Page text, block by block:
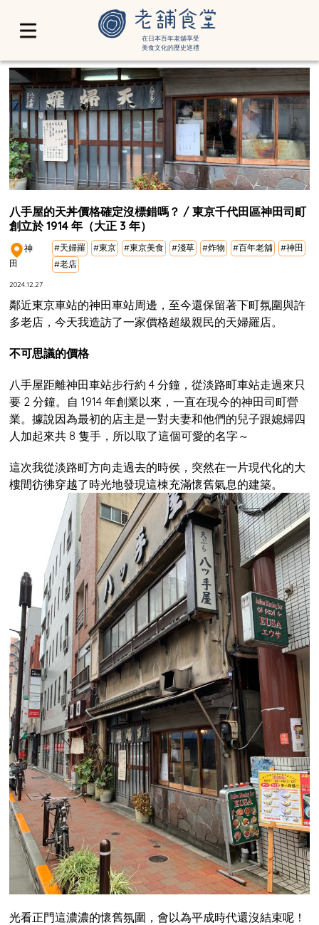
在日本百年老舖享受
美食文化的歷史巡禮
八手屋的天丼價格確定沒標錯嗎？ / 東京千代田區神田司町
創立於 1914 年（大正 3 年）
神
田
#天婦羅 #東京 #東京美食 #淺草 #炸物 #百年老舖
#神田
#老店
2024.12.27
鄰近東京車站的神田車站周邊，至今還保留著下町氛圍與許
多老店，今天我造訪了一家價格超級親民的天婦羅店。
不可思議的價格
八手屋距離神田車站步行約 4 分鐘，從淡路町車站走過來只
要 2 分鐘。自 1914 年創業以來，一直在現今的神田司町營
業。據說因為最初的店主是一對夫妻和他們的兒子跟媳婦四
人加起來共 8 隻手，所以取了這個可愛的名字～
這次我從淡路町方向走過去的時侯，突然在一片現代化的大
樓間彷彿穿越了時光地發現這棟充滿懷舊氣息的建築。
光看正門這濃濃的懷舊氛圍，會以為平成時代還沒結束呢！